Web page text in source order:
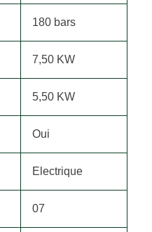
180 bars
7,50 KW
5,50 KW
Oui
Electrique
07